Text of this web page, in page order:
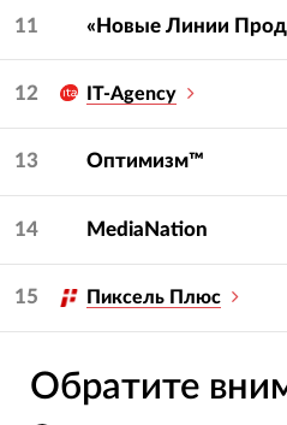
11 «Новые Линии
12 IT-Agency
13 Оптимизм™
14 MediaNation
15 Пиксель Плюс
Обратите